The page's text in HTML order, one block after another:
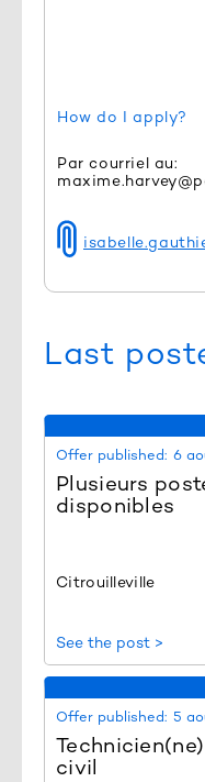
How do I apply?
Par courriel au:
Last
Offer published: 6
Plusieurs
disponibles
Citrouilleville
See the post >
Offer published: 5
civil